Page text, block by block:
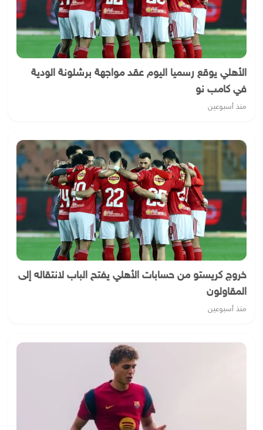
الأهلي يوقع رسميا اليوم عقد مواجهة برشلونة الودية
في كامب نو
منذ أسبوعين
خروج كريستو من حسابات الأهلي يفتح الباب لانتقاله إلى
المقاولون
منذ أسبوعين